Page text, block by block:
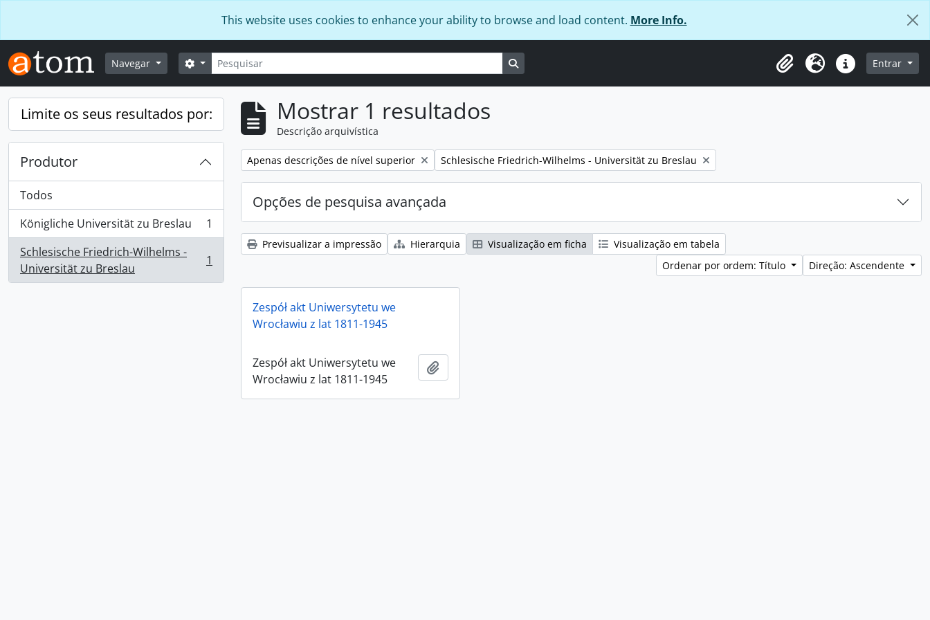
This website uses cookies to enhance your ability to browse and load content. More Info.
Navegar Pesquisar
Opções de busca
Área de transferência
Idioma Ligações rápidas
Entrar
Limite os seus resultados por:
Produtor
Todos
Königliche Universität zu Breslau
, 1 resultados
1
Schlesische Friedrich-Wilhelms -
Universität zu Breslau
, 1 resultados 1
Mostrar 1 resultados
Descrição arquivística
Remover filtro:
Apenas descrições de nível superior Remover filtro:
Schlesische Friedrich-Wilhelms - Universität zu Breslau
Opções de pesquisa avançada
Previsualizar a impressão Hierarquia Visualização em ficha
Visualização em tabela
Ordenar por ordem: Título
Direção: Ascendente
Zespół akt Uniwersytetu we
Wrocławiu z lat 1811-1945
Zespół akt Uniwersytetu we
Wrocławiu z lat 1811-1945